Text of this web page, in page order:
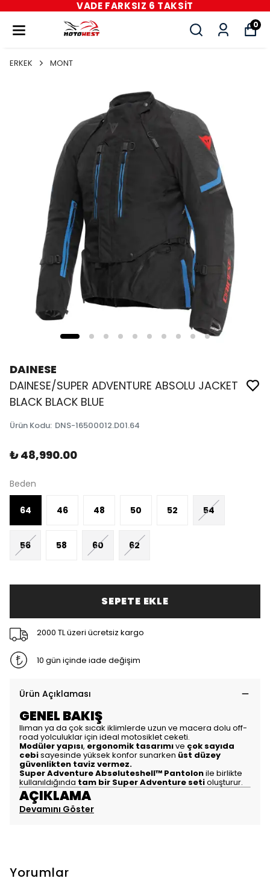
VADE FARKSIZ 6 TAKSİT
0
ERKEK MONT
DAINESE
DAINESE/SUPER ADVENTURE ABSOLU JACKET
BLACK BLACK BLUE
Ürün Kodu: DNS-16500012.D01.64
₺ 48,990.00
Beden
64 46 48 50 52 54
56 58 60 62
SEPETE EKLE
2000 TL üzeri ücretsiz kargo
10 gün içinde iade değişim
Ürün Açıklaması
GENEL BAKIŞ
Ilıman ya da çok sıcak iklimlerde uzun ve macera dolu off-
road yolculuklar için ideal motosiklet ceketi.
Modüler yapısı, ergonomik tasarımıve çok sayıda
cebisayesinde yüksek konfor sunarken üst düzey
güvenlikten taviz vermez.
Super Adventure Absøluteshell™ Pantolonile birlikte
kullanıldığında tam bir Super Adventure setioluşturur.
AÇIKLAMA
Devamını Göster
Yorumlar